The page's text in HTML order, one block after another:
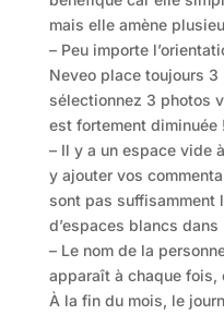
mais elle amène
– Peu importe
Neveo place toujours
sélectionnez 3 photos
est fortement diminuée !
– Il y a un espace vide
y ajouter vos
sont pas suffisamment
d’espaces blancs dans
– Le nom de la
apparaît à chaque fois,
À la fin du mois, le